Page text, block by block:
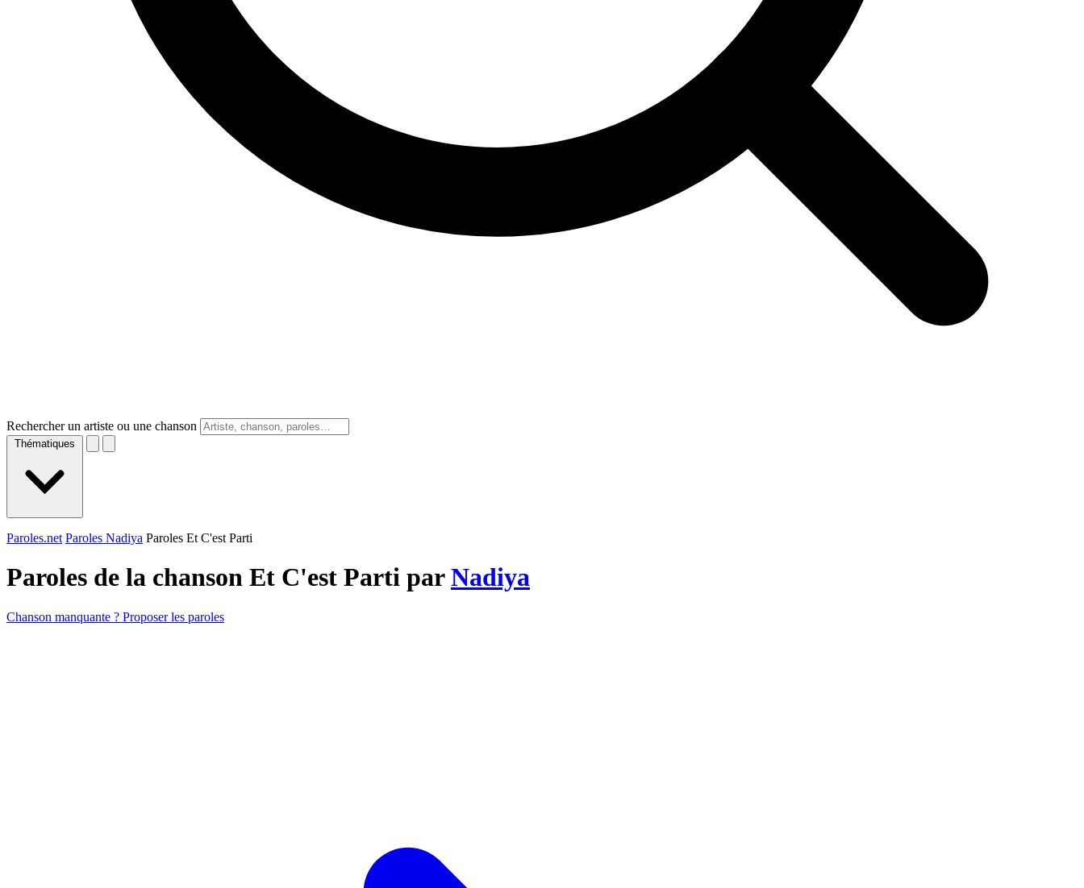
Rechercher un artiste ou une chanson
Thématiques
Paroles.net Paroles Nadiya Paroles Et C'est Parti
Paroles de la chanson Et C'est Parti parNadiya
Chanson manquante ? Proposer les paroles